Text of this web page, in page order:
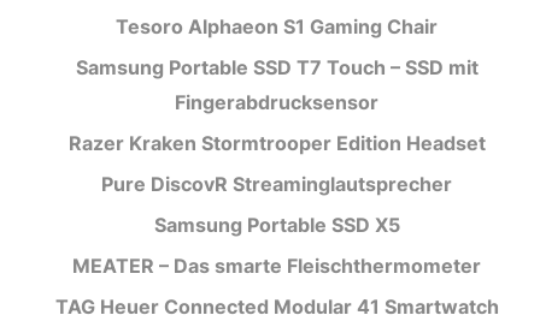
Tesoro Alphaeon S1 Gaming Chair
Samsung Portable SSD T7 Touch – SSD mit
Fingerabdrucksensor
Razer Kraken Stormtrooper Edition Headset
Pure DiscovR Streaminglautsprecher
Samsung Portable SSD X5
MEATER – Das smarte Fleischthermometer
TAG Heuer Connected Modular 41 Smartwatch